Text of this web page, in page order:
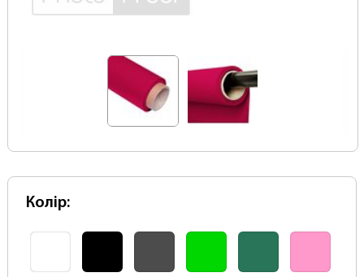
Колір: